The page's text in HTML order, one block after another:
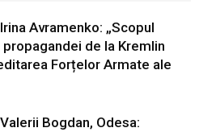
Avramenko: „Scopul
de la Kremlin
Forțelor Armate ale
Bogdan, Odesa: